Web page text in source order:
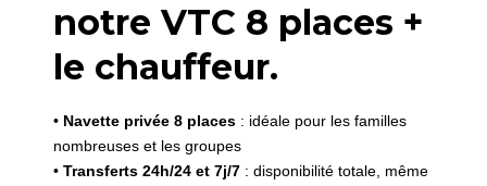
notre VTC 8 places +
le chauffeur.
• Navette privée 8 places : idéale pour les familles
nombreuses et les groupes
• Transferts 24h/24 et 7j/7 : disponibilité totale, même